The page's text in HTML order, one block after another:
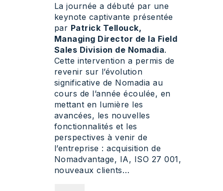
La journée a débuté par une
keynote captivante présentée
par Patrick Tellouck,
Managing Director de la Field
Sales Division de Nomadia.
Cette intervention a permis de
revenir sur l’évolution
significative de Nomadia au
cours de l’année écoulée, en
mettant en lumière les
avancées, les nouvelles
fonctionnalités et les
perspectives à venir de
l’entreprise : acquisition de
Nomadvantage, IA, ISO 27 001,
nouveaux clients…